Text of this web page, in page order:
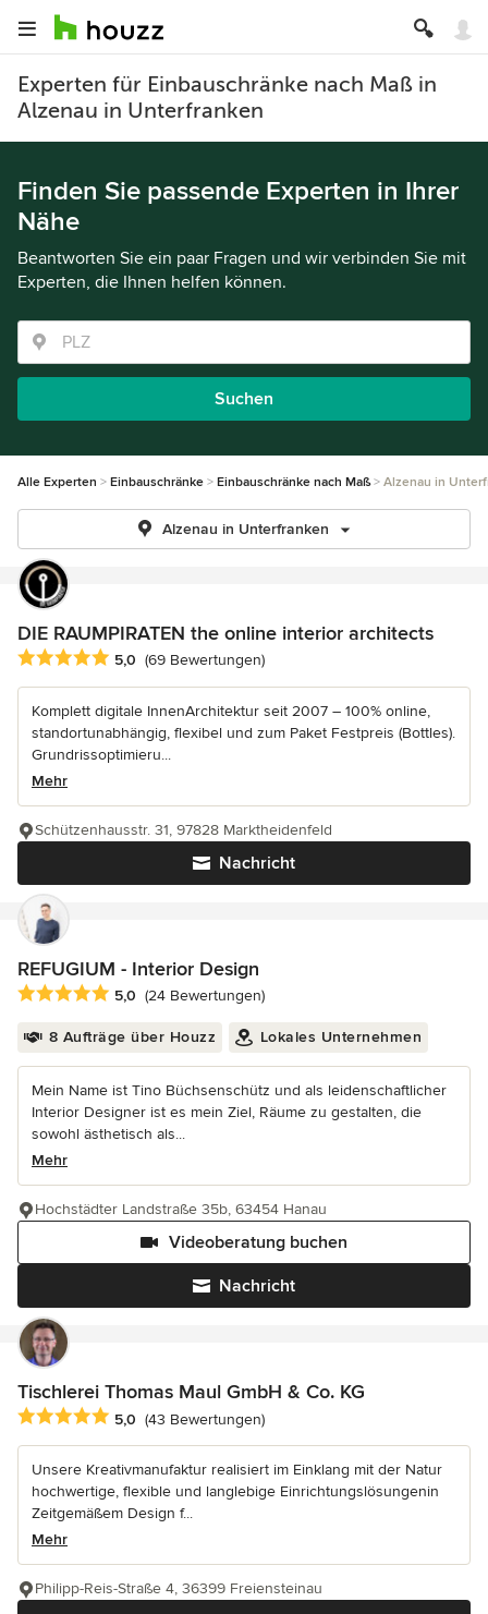
Experten für Einbauschränke nach Maß in
Alzenau in Unterfranken
Finden Sie passende Experten in Ihrer
Nähe
Beantworten Sie ein paar Fragen und wir verbinden Sie mit
Experten, die Ihnen helfen können.
Suchen
Alle Experten Einbauschränke Einbauschränke nach Maß Alzenau in
Alzenau in Unterfranken
DIE RAUMPIRATEN the online interior architects
Durchschnittliche Bewertung: 5 von 5 Sternen
5,0 (69 Bewertungen)
Komplett digitale InnenArchitektur seit 2007 – 100% online,
standortunabhängig, flexibel und zum Paket Festpreis (Bottles).
Grundrissoptimieru...
Mehr
Nachricht
Schützenhausstr. 31, 97828 Marktheidenfeld
REFUGIUM - Interior Design
Durchschnittliche Bewertung: 5 von 5 Sternen
5,0 (24 Bewertungen)
8 Aufträge über Houzz Lokales Unternehmen
Mein Name ist Tino Büchsenschütz und als leidenschaftlicher
Interior Designer ist es mein Ziel, Räume zu gestalten, die
sowohl ästhetisch als...
Mehr
Nachricht
Videoberatung buchen
Hochstädter Landstraße 35b, 63454 Hanau
Tischlerei Thomas Maul GmbH & Co. KG
Durchschnittliche Bewertung: 5 von 5 Sternen
5,0 (43 Bewertungen)
Unsere Kreativmanufaktur realisiert im Einklang mit der Natur
hochwertige, flexible und langlebige Einrichtungslösungenin
Zeitgemäßem Design f...
Mehr
Philipp-Reis-Straße 4, 36399 Freiensteinau